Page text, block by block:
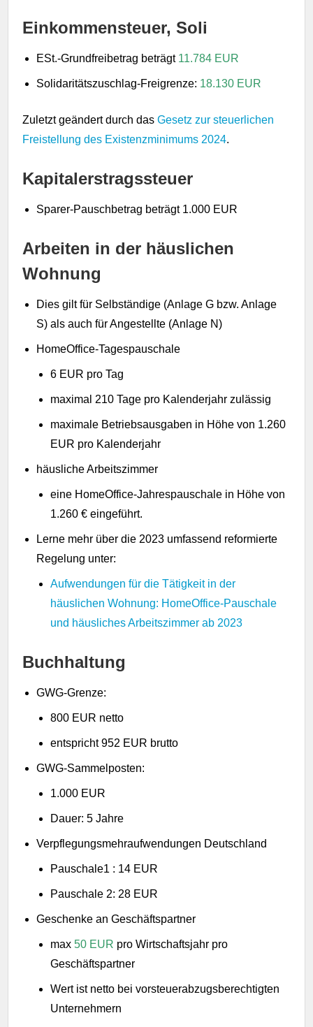
Einkommensteuer, Soli
ESt.-Grundfreibetrag beträgt 11.784 EUR
Solidaritätszuschlag-Freigrenze: 18.130 EUR
Zuletzt geändert durch dasGesetz zur steuerlichen
Freistellung des Existenzminimums 2024.
Kapitalerstragssteuer
Sparer-Pauschbetrag beträgt 1.000 EUR
Arbeiten in der häuslichen
Wohnung
Dies gilt für Selbständige (Anlage G bzw. Anlage
S) als auch für Angestellte (Anlage N)
HomeOffice-Tagespauschale
6 EUR pro Tag
maximal 210 Tage pro Kalenderjahr zulässig
maximale Betriebsausgaben in Höhe von 1.260
EUR pro Kalenderjahr
häusliche Arbeitszimmer
eine HomeOffice-Jahrespauschale in Höhe von
1.260 € eingeführt.
Lerne mehr über die 2023 umfassend reformierte
Regelung unter:
Aufwendungen für die Tätigkeit in der
häuslichen Wohnung: HomeOffice-Pauschale
und häusliches Arbeitszimmer ab 2023
Buchhaltung
GWG-Grenze:
800 EUR netto
entspricht 952 EUR brutto
GWG-Sammelposten:
1.000 EUR
Dauer: 5 Jahre
Verpflegungsmehraufwendungen Deutschland
Pauschale1 : 14 EUR
Pauschale 2: 28 EUR
Geschenke an Geschäftspartner
max50 EUR pro Wirtschaftsjahr pro
Geschäftspartner
Wert ist netto bei vorsteuerabzugsberechtigten
Unternehmern